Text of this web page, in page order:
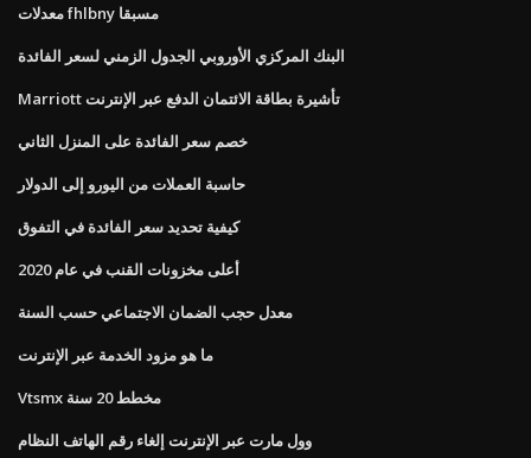
معدلات fhlbny مسبقا
البنك المركزي الأوروبي الجدول الزمني لسعر الفائدة
Marriott تأشيرة بطاقة الائتمان الدفع عبر الإنترنت
خصم سعر الفائدة على المنزل الثاني
حاسبة العملات من اليورو إلى الدولار
كيفية تحديد سعر الفائدة في التفوق
أعلى مخزونات القنب في عام 2020
معدل حجب الضمان الاجتماعي حسب السنة
ما هو مزود الخدمة عبر الإنترنت
Vtsmx مخطط 20 سنة
وول مارت عبر الإنترنت إلغاء رقم الهاتف النظام